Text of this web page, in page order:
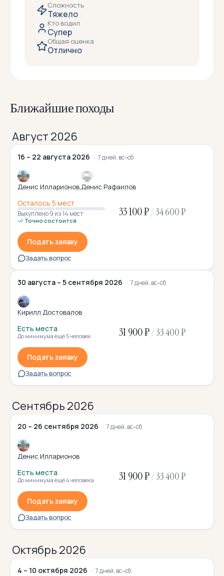
Сложность
Тяжело
Кто водил
Супер
Общая оценка
Отлично
Ближайшие походы
Август 2026
16 – 22 августа 2026 7 дней, вс–сб
Денис Илларионов Денис Рафаилов
Осталось 5 мест
Выкуплено 9 из 14 мест
Точно состоится
33 100 ₽/34 600 ₽
Подать заявку
Задать вопрос
30 августа – 5 сентября 2026 7 дней, вс–сб
Кирилл Достовалов
Есть места
До минимума ещё 5 человек 31 900 ₽/33 400 ₽
Подать заявку
Задать вопрос
Сентябрь 2026
20 – 26 сентября 2026 7 дней, вс–сб
Денис Илларионов
Есть места
До минимума ещё 4 человека 31 900 ₽/33 400 ₽
Подать заявку
Задать вопрос
Октябрь 2026
4 – 10 октября 2026 7 дней, вс–сб